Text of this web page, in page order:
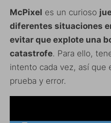
McPixel es un curioso
diferentes situaciones
evitar que explote una
catastrofe. Para ello,
intento cada vez, así que
prueba y error.